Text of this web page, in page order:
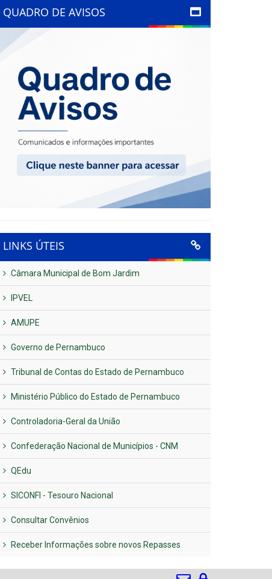
QUADRO DE AVISOS
LINKS ÚTEIS
Câmara Municipal de Bom Jardim
IPVEL
AMUPE
Governo de Pernambuco
Tribunal de Contas do Estado de Pernambuco
Ministério Público do Estado de Pernambuco
Controladoria-Geral da União
Confederação Nacional de Municípios - CNM
QEdu
SICONFI - Tesouro Nacional
Consultar Convênios
Receber Informações sobre novos Repasses